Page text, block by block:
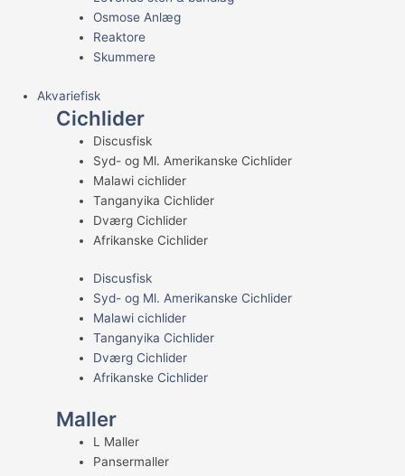
Osmose Anlæg
Reaktore
Skummere
Akvariefisk
Cichlider
Discusfisk
Syd- og Ml. Amerikanske Cichlider
Malawi cichlider
Tanganyika Cichlider
Dværg Cichlider
Afrikanske Cichlider
Discusfisk
Syd- og Ml. Amerikanske Cichlider
Malawi cichlider
Tanganyika Cichlider
Dværg Cichlider
Afrikanske Cichlider
Maller
L Maller
Pansermaller